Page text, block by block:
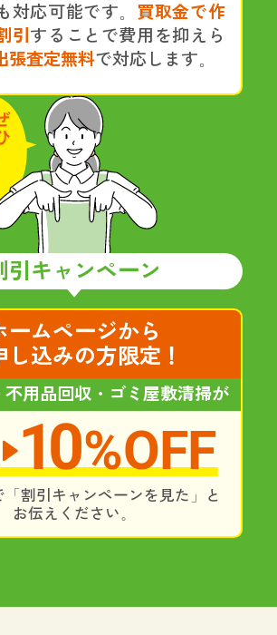
対応可能です。 買取金で作
引 することで費用を抑えら
張査定無料で対応します。
引キャンペーン
ームページから
し込みの方限定！
不用品回収・ゴミ屋敷清掃が
10%OFF
割引キャンペーンを見た」と
お伝えください。